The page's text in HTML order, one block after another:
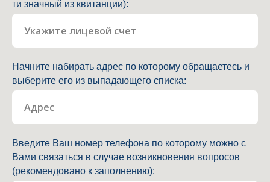
ти значный из квитанции):
Начните набирать адрес по которому обращаетесь и
выберите его из выпадающего списка:
Введите Ваш номер телефона по которому можно с
Вами связаться в случае возникновения вопросов
(рекомендовано к заполнению):